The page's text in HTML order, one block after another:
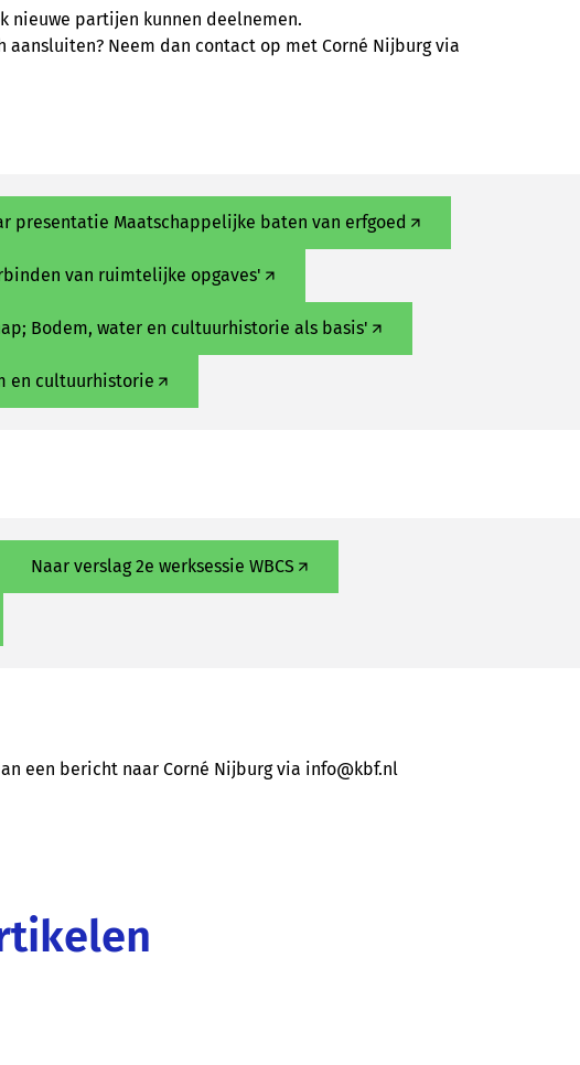
nieuwe partijen kunnen deelnemen.
Neem dan contact op met Corné Nijburg via
presentatie Maatschappelijke baten van erfgoed
van ruimtelijke opgaves'
Bodem, water en cultuurhistorie als basis'
en cultuurhistorie
Naar verslag 2e werksessie WBCS
een bericht naar Corné Nijburg via info@kbf.nl